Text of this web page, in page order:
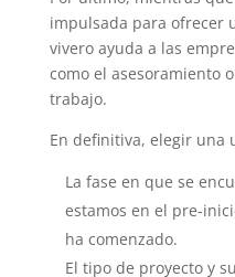
impulsada para ofrecer
vivero ayuda a las
como el asesoramiento
trabajo.
En definitiva, elegir una
La fase en que se
estamos en el pre-
ha comenzado.
El tipo de proyecto y